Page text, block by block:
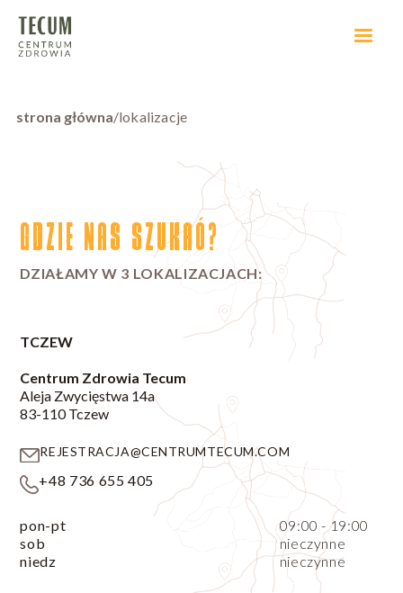
strona główna/lokalizacje
GDZIE NAS SZUKAĆ?
DZIAŁAMY W 3 LOKALIZACJACH:
TCZEW
Centrum Zdrowia Tecum
Aleja Zwycięstwa 14a
83-110 Tczew
REJESTRACJA@CENTRUMTECUM.COM
+48 736 655 405
pon-pt
sob
niedz
09:00 - 19:00
nieczynne
nieczynne